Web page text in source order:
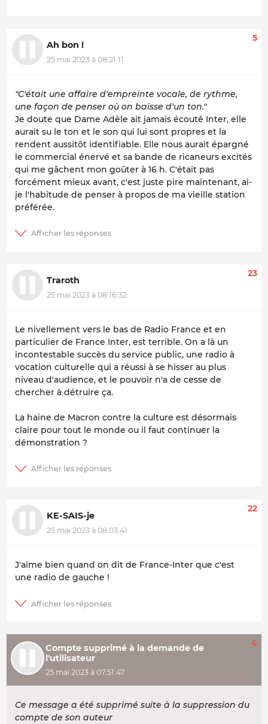
Ah bon !
25 mai 2023 à 08:21:11
5
"C'était une affaire d'empreinte vocale, de rythme,
une façon de penser où on baisse d'un ton."
Je doute que Dame Adèle ait jamais écouté Inter, elle
aurait su le ton et le son qui lui sont propres et la
rendent aussitôt identifiable. Elle nous aurait épargné
le commercial énervé et sa bande de ricaneurs excités
qui me gâchent mon goûter à 16 h. C'était pas
forcément mieux avant, c'est juste pire maintenant, ai-
je l'habitude de penser à propos de ma vieille station
préférée.
Traroth
25 mai 2023 à 08:16:32
23
Le nivellement vers le bas de Radio France et en
particulier de France Inter, est terrible. On a là un
incontestable succès du service public, une radio à
vocation culturelle qui a réussi à se hisser au plus
niveau d'audience, et le pouvoir n'a de cesse de
chercher à détruire ça.
La haine de Macron contre la culture est désormais
claire pour tout le monde ou il faut continuer la
démonstration ?
KE-SAIS-je
25 mai 2023 à 08:03:41
22
J'aime bien quand on dit de France-Inter que c'est
une radio de gauche !
Compte supprimé à la demande de
l'utilisateur
25 mai 2023 à 07:51:47
4
Ce message a été supprimé suite à la suppression du
compte de son auteur